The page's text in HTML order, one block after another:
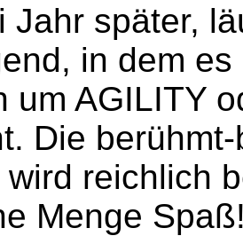
Jahr später,
in dem
um AGILITY
Die
reichlich
Menge